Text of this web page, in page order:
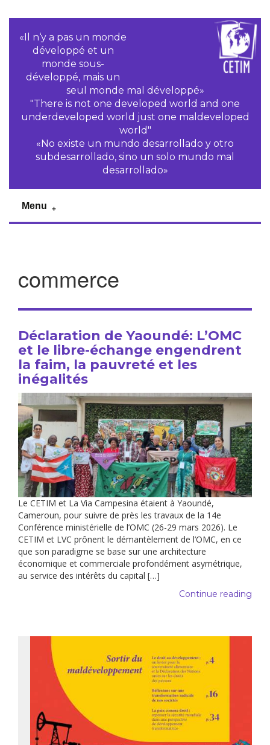
«Il n‘y a pas un monde
développé et un
monde sous-
développé, mais un
seul monde mal développé»
"There is not one developed world and one
underdeveloped world just one maldeveloped
world"
«No existe un mundo desarrollado y otro
subdesarrollado, sino un solo mundo mal
desarrollado»
Menu
commerce
Déclaration de Yaoundé: L’OMC
et le libre-échange engendrent
la faim, la pauvreté et les
inégalités
Le CETIM et La Via Campesina étaient à Yaoundé,
Cameroun, pour suivre de près les travaux de la 14e
Conférence ministérielle de l’OMC (26-29 mars 2026). Le
CETIM et LVC prônent le démantèlement de l’OMC, en ce
que son paradigme se base sur une architecture
économique et commerciale profondément asymétrique,
au service des intérêts du capital […]
Continue reading